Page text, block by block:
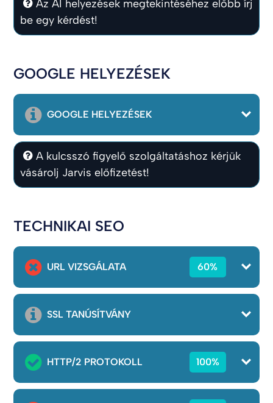
Az AI helyezések megtekintéséhez előbb írj
be egy kérdést!
GOOGLE HELYEZÉSEK
GOOGLE HELYEZÉSEK
A kulcsszó figyelő szolgáltatáshoz kérjük
vásárolj Jarvis előfizetést!
TECHNIKAI SEO
URL VIZSGÁLATA 60%
SSL TANÚSÍTVÁNY
HTTP/2 PROTOKOLL 100%